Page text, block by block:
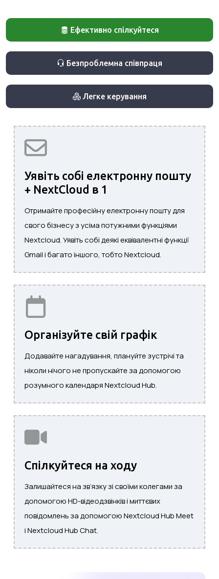
Ефективно спілкуйтеся
Безпроблемна співпраця
Легке керування
Уявіть собі електронну пошту
+ NextCloud в 1
Отримайте професійну електронну пошту для
свого бізнесу з усіма потужними функціями
Nextcloud. Уявіть собі деякі еквівалентні функції
Gmail і багато іншого, тобто Nextcloud.
Організуйте свій графік
Додавайте нагадування, плануйте зустрічі та
ніколи нічого не пропускайте за допомогою
розумного календаря Nextcloud Hub.
Спілкуйтеся на ходу
Залишайтеся на зв’язку зі своїми колегами за
допомогою HD-відеодзвінків і миттєвих
повідомлень за допомогою Nextcloud Hub Meet
і Nextcloud Hub Chat.